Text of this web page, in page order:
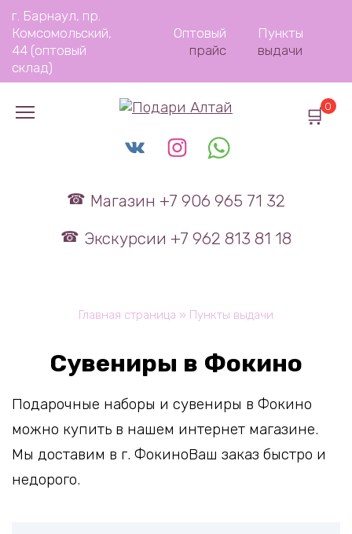
Перейти
содержанию
г. Барнаул, пр.
Комсомольский,
44 (оптовый
склад)
Оптовый
прайс
Пункты
выдачи
Магазин +7 906 965 71 32
Экскурсии +7 962 813 81 18
0
Главная страница » Пункты выдачи
Сувениры в Фокино
Подарочные наборы и сувениры в Фокино
можно купить в нашем интернет магазине.
Мы доставим в г. ФокиноВаш заказ быстро и
недорого.